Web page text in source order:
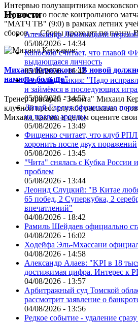
Интервью полузащитника
Берковского после контрольного
"МАТЧ ТВ" (9:0) в рамках летних
сборов.— Сборы проходят по плану.
Михаил Кержаков: "В новой
намного больше"
Тренер вратарей "Зенита" Михаил
клубной пресс-службе рассказал о
Михаил, как вы в целом оцените
Новости
Александр Ломовицкий
05/08/2026 - 14:34
Колосков считает, что главой
выдающаяся личность
05/08/2026 - 16:42
Георгий Джикия: "Надо
и займёмся в последующих
05/08/2026 - 14:52
Ливай Гарсия официально
на правах аренды
05/08/2026 - 13:49
Фищенко считает, что клуб
хоронить после двух поражений
05/08/2026 - 13:45
"Чита" снялась с Кубка России
проблем
05/08/2026 - 13:44
Леонид Слуцкий: "В Китае
65 побед, 2 Суперкубка, 2
впечатлений"
04/08/2026 - 18:42
Рамиль Шейдаев официально
04/08/2026 - 16:02
Ходейфа Эль-Мхассани
04/08/2026 - 14:58
Александр Алаев: "KPI в 18
достижимая цифра. Интерес к
04/08/2026 - 13:57
Арбитражный суд Томской
рассмотрит заявление о
04/08/2026 - 13:56
Редкое событие - удаление